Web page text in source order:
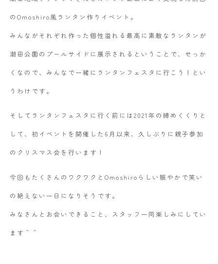
のOmoshiro風ランタン作りイベント。
みんながそれぞれ作った個性溢れる最高に素敵なランタンが
潮田公園のプールサイドに展示されるということで、せっか
くなので、みんなで一緒にランタンフェスタに行こう！とい
うわけです。
そしてランタンフェスタに行く前には2021年の締めくくりと
して、初イベントを開催した6月以来、久しぶりに親子参加
のクリスマス会を行います！
今回もたくさんのワクワクとOmoshiroらしい賑やかで笑い
の絶えない一日になりそうです。
みなさんとお会いできること、スタッフ一同楽しみにしてい
ます＾＾